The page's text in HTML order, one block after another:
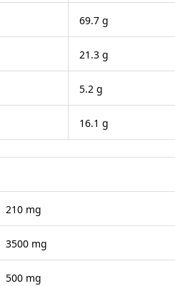
69.7 g
21.3 g
5.2 g
16.1 g
210 mg
3500 mg
500 mg